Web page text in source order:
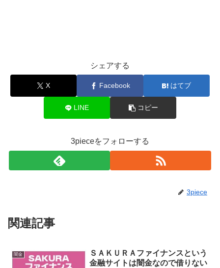
シェアする
X Facebook はてブ
LINE コピー
3pieceをフォローする
3piece
関連記事
闇金
ＳＡＫＵＲＡファイナンスという
金融サイトは闇金なので借りない